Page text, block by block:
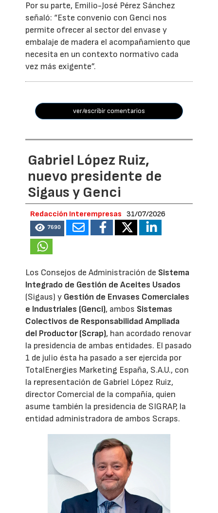
Por su parte, Emilio-José Pérez Sánchez
señaló: “Este convenio con Genci nos
permite ofrecer al sector del envase y
embalaje de madera el acompañamiento que
necesita en un contexto normativo cada
vez más exigente”.
ver/escribir comentarios
Gabriel López Ruiz,
nuevo presidente de
Sigaus y Genci
Redacción Interempresas 31/07/2026
7690
Los Consejos de Administración de Sistema
Integrado de Gestión de Aceites Usados
(Sigaus) y Gestión de Envases Comerciales
e Industriales (Genci), ambos Sistemas
Colectivos de Responsabilidad Ampliada
del Productor (Scrap), han acordado renovar
la presidencia de ambas entidades. El pasado
1 de julio ésta ha pasado a ser ejercida por
TotalEnergies Marketing España, S.A.U., con
la representación de Gabriel López Ruiz,
director Comercial de la compañía, quien
asume también la presidencia de SIGRAP, la
entidad administradora de ambos Scraps.